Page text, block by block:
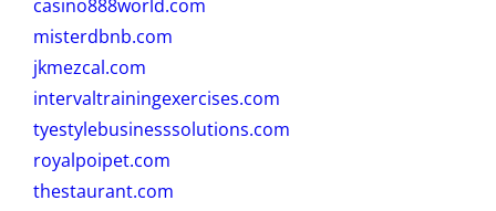
casino888world.com
misterdbnb.com
jkmezcal.com
intervaltrainingexercises.com
tyestylebusinesssolutions.com
royalpoipet.com
thestaurant.com